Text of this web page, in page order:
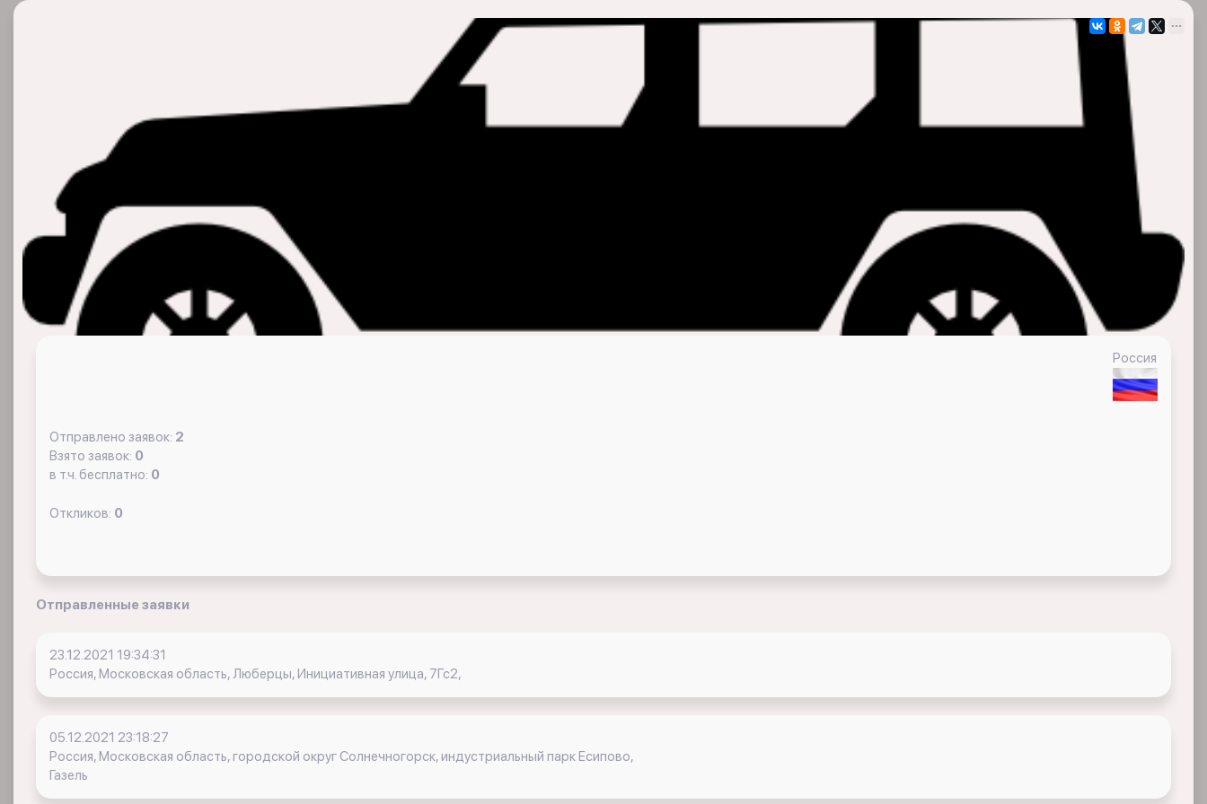
Россия
Отправлено заявок: 2
Взято заявок: 0
в т.ч. бесплатно: 0
Откликов: 0
Отправленные заявки
23.12.2021 19:34:31
Россия, Московская область, Люберцы, Инициативная улица, 7Гс2,
05.12.2021 23:18:27
Россия, Московская область, городской округ Солнечногорск, индустриальный парк Есипово,
Газель